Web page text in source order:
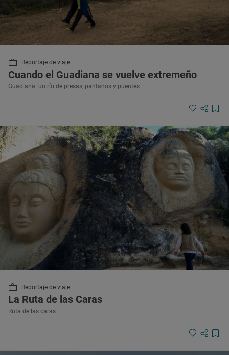
Reportaje de viaje
Cuando el Guadiana se vuelve extremeño
Guadiana: un río de presas, pantanos y puentes
Reportaje de viaje
La Ruta de las Caras
Ruta de las caras